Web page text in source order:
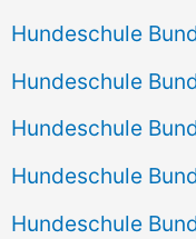
Hundeschule
Hundeschule
Hundeschule
Hundeschule
Hundeschule